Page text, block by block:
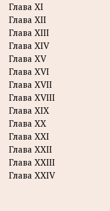
Глава XI
Глава XII
Глава XIII
Глава XIV
Глава XV
Глава XVI
Глава XVII
Глава XVIII
Глава XIX
Глава XX
Глава XXI
Глава XXII
Глава XXIII
Глава XXIV